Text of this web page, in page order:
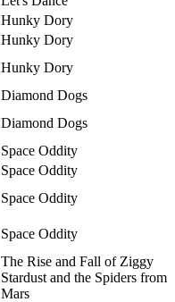
Hunky Dory
Hunky Dory
Hunky Dory
Diamond Dogs
Diamond Dogs
Space Oddity
Space Oddity
Space Oddity
Space Oddity
The Rise and Fall of Ziggy
Stardust and the Spiders from
Mars